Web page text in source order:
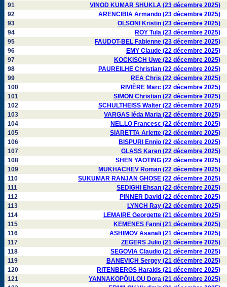
91
VINOD KUMAR SHUKLA (23 décembre 2025)
92
ARENCIBIA Armando (23 décembre 2025)
93
OLSONI Kristin (23 décembre 2025)
94
ROY Tula (23 décembre 2025)
95
FAUDOT-BEL Fabienne (23 décembre 2025)
96
EMY Claude (22 décembre 2025)
97
KOCKISCH Uwe (22 décembre 2025)
98
PAUREILHE Christian (22 décembre 2025)
99
REA Chris (22 décembre 2025)
100
RIVIÈRE Marc (22 décembre 2025)
101
SIMON Christian (22 décembre 2025)
102
SCHULTHEISS Walter (22 décembre 2025)
103
VARGAS Iéda Maria (22 décembre 2025)
104
NEL.LO Francesc (22 décembre 2025)
105
SIARETTA Arlette (22 décembre 2025)
106
BISPURI Ennio (22 décembre 2025)
107
GLASS Karen (22 décembre 2025)
108
SHEN YAOTING (22 décembre 2025)
109
MUKHACHEV Roman (22 décembre 2025)
110
SUKUMAR RANJAN GHOSE (22 décembre 2025)
111
SEDIGHI Ehsan (22 décembre 2025)
112
PINNER David (22 décembre 2025)
113
LYNCH Ray (22 décembre 2025)
114
LEMAIRE Georgette (21 décembre 2025)
115
KEMENES Fanni (21 décembre 2025)
116
ASHIMOV Asanali (21 décembre 2025)
117
ZEGERS Julio (21 décembre 2025)
118
SEGOVIA Claudio (21 décembre 2025)
119
BANEVICH Sergey (21 décembre 2025)
120
RITENBERGS Haralds (21 décembre 2025)
121
YANNAKOPÖULOU Dora (21 décembre 2025)